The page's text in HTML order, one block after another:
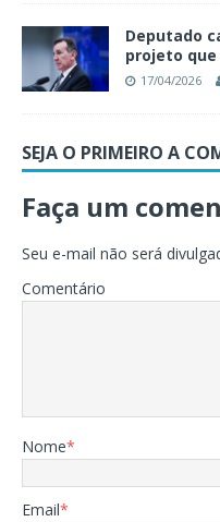
Deputado
projeto
17/04/2026
SEJA O PRIMEIRO A
Faça um
Seu e-mail não será
Comentário
Nome*
Email*